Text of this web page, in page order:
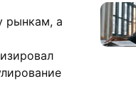
рынкам, а